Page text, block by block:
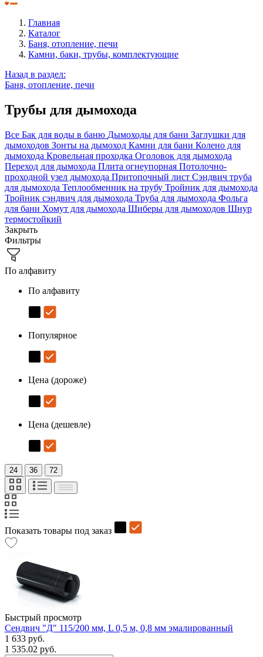
Главная
Каталог
Баня, отопление, печи
Камни, баки, трубы, комплектующие
Назад в раздел:
Баня, отопление, печи
Трубы для дымохода
Все Бак для воды в баню Дымоходы для бани Заглушки для
дымоходов Зонты на дымоход Камни для бани Колено для
дымохода Кровельная проходка Оголовок для дымохода
Переход для дымохода Плита огнеупорная Потолочно-
проходной узел дымохода Притопочный лист Сэндвич труба
для дымохода Теплообменник на трубу Тройник для дымохода
Тройник сэндвич для дымохода Труба для дымохода Фольга
для бани Хомут для дымохода Шиберы для дымоходов Шнур
термостойкий
Закрыть
Фильтры
По алфавиту
По алфавиту
Популярное
Цена (дороже)
Цена (дешевле)
24 36 72
Показать товары под заказ
Быстрый просмотр
Сендвич "Д" 115/200 мм, L 0,5 м, 0,8 мм эмалированный
1 633 руб.
1 535.02 руб.